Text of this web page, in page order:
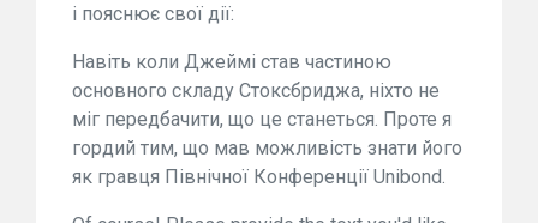
і пояснює свої дії:
Навіть коли Джеймі став частиною
основного складу Стоксбриджа, ніхто не
міг передбачити, що це станеться. Проте я
гордий тим, що мав можливість знати його
як гравця Північної Конференції Unibond.